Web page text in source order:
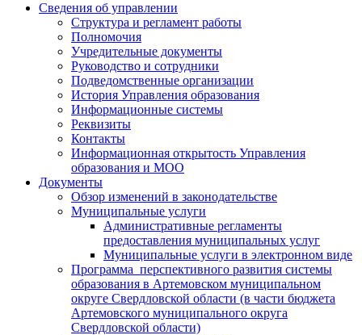
Сведения об управлении
Структура и регламент работы
Полномочия
Учредительные документы
Руководство и сотрудники
Подведомственные организации
История Управления образования
Информационные системы
Реквизиты
Контакты
Информационная открытость Управления
образования и МОО
Документы
Обзор изменений в законодательстве
Муниципальные услуги
Административные регламенты
предоставления муниципальных услуг
Муниципальные услуги в электронном виде
Программа перспективного развития системы
образования в Артемовском муниципальном
округе Свердловской области (в части бюджета
Артемовского муниципального округа
Свердловской области)